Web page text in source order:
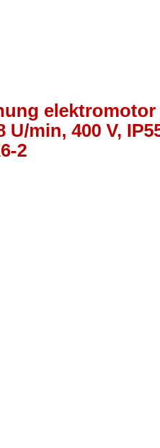
elektromotor
U/min, 400 V,
2